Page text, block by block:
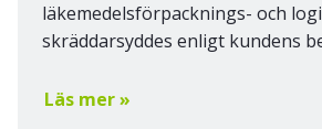
läkemedelsförpacknings- och
skräddarsyddes enligt kundens
Läs mer »